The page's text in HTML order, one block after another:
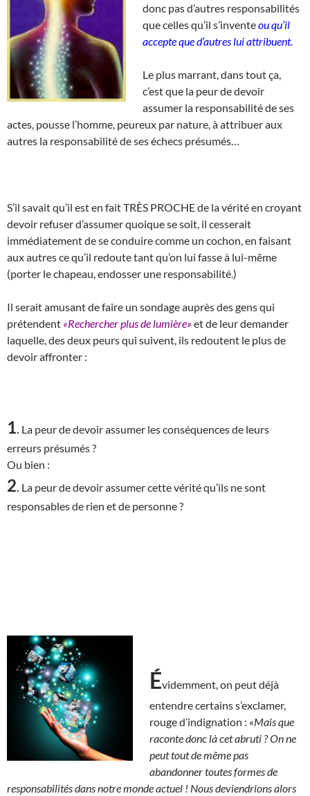
donc pas d’autres responsabilités
que celles qu’il s’inventeou qu’il
accepte que d’autres lui attribuent.
Le plus marrant, dans tout ça,
c’est que la peur de devoir
assumer la responsabilité de ses
actes, pousse l’homme, peureux par nature, à attribuer aux
autres la responsabilité de ses échecs présumés…
S’il savait qu’il est en fait TRÈS PROCHE de la vérité en croyant
devoir refuser d’assumer quoique se soit, il cesserait
immédiatement de se conduire comme un cochon, en faisant
aux autres ce qu’il redoute tant qu’on lui fasse à lui-même
(porter le chapeau, endosser une responsabilité.)
Il serait amusant de faire un sondage auprès des gens qui
prétendent «Rechercher plus de lumière» et de leur demander
laquelle, des deux peurs qui suivent, ils redoutent le plus de
devoir affronter :
1 La peur de devoir assumer les conséquences de leurs
erreurs présumés ?
Ou bien :
2 La peur de devoir assumer cette vérité qu’ils ne sont
responsables de rien et de personne ?
Évidemment, on peut déjà
entendre certains s’exclamer,
rouge d’indignation : «Mais que
raconte donc là cet abruti ?On ne
peut tout de même pas
abandonner toutes formes de
responsabilités dans notre monde actuel ! Nous deviendrions alors